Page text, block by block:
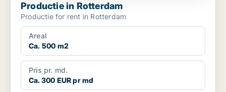
Productie in Rotterdam
Productie for rent in Rotterdam
Areal
Ca. 500 m2
Pris pr. md.
Ca. 300 EUR pr md